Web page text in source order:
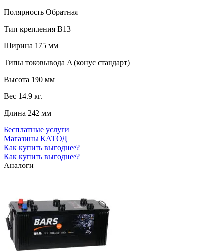
Полярность Обратная
Тип крепления B13
Ширина 175 мм
Типы токовывода A (конус стандарт)
Высота 190 мм
Вес 14.9 кг.
Длина 242 мм
Бесплатные услуги
Магазины КАТОД
Как купить выгоднее?
Как купить выгоднее?
Аналоги